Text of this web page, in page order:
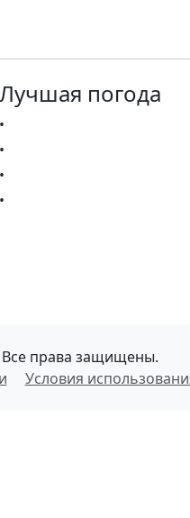
Лучшая погода
•
•
•
•
права защищены.
Условия